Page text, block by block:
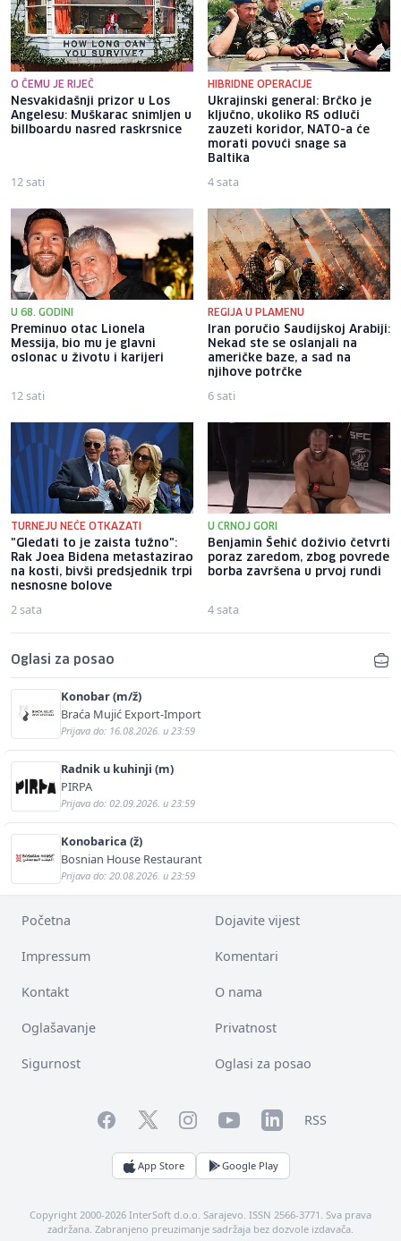
O ČEMU JE RIJEČ
Nesvakidašnji prizor u Los
Angelesu: Muškarac snimljen u
billboardu nasred raskrsnice
12 sati
HIBRIDNE OPERACIJE
Ukrajinski general: Brčko je
ključno, ukoliko RS odluči
zauzeti koridor, NATO-a će
morati povući snage sa
Baltika
4 sata
U 68. GODINI
Preminuo otac Lionela
Messija, bio mu je glavni
oslonac u životu i karijeri
12 sati
REGIJA U PLAMENU
Iran poručio Saudijskoj Arabiji:
Nekad ste se oslanjali na
američke baze, a sad na
njihove potrčke
6 sati
TURNEJU NEĆE OTKAZATI
"Gledati to je zaista tužno":
Rak Joea Bidena metastazirao
na kosti, bivši predsjednik trpi
nesnosne bolove
2 sata
U CRNOJ GORI
Benjamin Šehić doživio četvrti
poraz zaredom, zbog povrede
borba završena u prvoj rundi
4 sata
Oglasi za posao
Konobar (m/ž)
Braća Mujić Export-Import
Prijava do: 16.08.2026. u 23:59
Radnik u kuhinji (m)
PIRPA
Prijava do: 02.09.2026. u 23:59
Konobarica (ž)
Bosnian House Restaurant
Prijava do: 20.08.2026. u 23:59
Početna Dojavite vijest
Impressum Komentari
Kontakt O nama
Oglašavanje Privatnost
Sigurnost Oglasi za posao
FacebookTwitterInstagramYouTubeLinkedInRSS
App Store Google Play
Copyright 2000-2026 InterSoft d.o.o. Sarajevo. ISSN 2566-3771. Sva prava
zadržana. Zabranjeno preuzimanje sadržaja bez dozvole izdavača.